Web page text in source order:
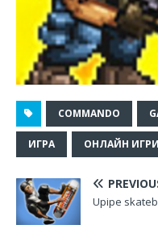
COMMANDO
ИГРА ОНЛАЙН ИГРИ
Upipe